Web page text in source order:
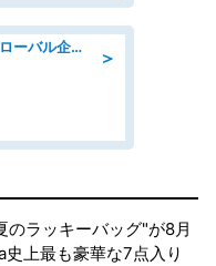
＞
09月開始/「土日祝休み」グローバル企業での産業保健のお仕事/保健師/高時給/残業なし/服装自由
のラッキーバッグ"が8月
上最も豪華な7点入り